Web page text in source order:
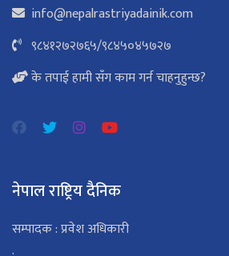
info@nepalrastriyadainik.com
९८४१२७२७६५/९८४५०४५७२७
के तपाई हामी सँग काम गर्न चाहनुहुन्छ?
नेपाल राष्ट्रिय दैनिक
सम्पादक : प्रवेश अधिकारी